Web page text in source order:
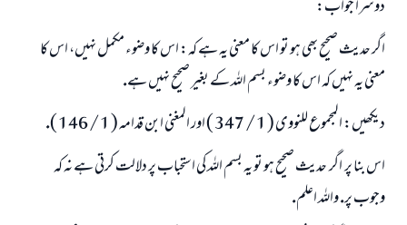
دوسرا جواب:
اگر حديث صحيح بھى ہو تو اس كا معنى يہ ہے كہ: اس كا وضوء مكمل نہيں، اس كا
معنى يہ نہيں كہ اس كا وضوء بسم اللہ كے بغير صحيح نہيں ہے.
ديكھيں: المجموع للنووى ( 1 / 347 ) اور المغنى ابن قدامہ ( 1 / 146 ).
اس بنا پر ـ اگر ـ حديث صحيح ہو تو يہ بسم اللہ كى استحباب پر دلالت كرتى ہے نہ كہ
وجوب پر. واللہ اعلم.